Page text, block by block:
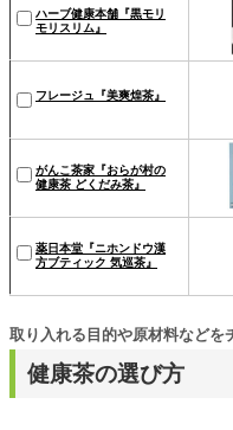
ハーブ健康本舗『黒モリ
モリスリム』
フレージュ『美爽煌茶』
がんこ茶家『おらが村の
健康茶 どくだみ茶』
薬日本堂『ニホンドウ漢
方ブティック 気巡茶』
健康茶の選び方
取り入れる目的や原材料などを